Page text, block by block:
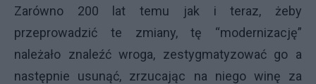
Zarówno 200 lat temu jak i teraz, żeby
przeprowadzić te zmiany, tę “modernizację”
należało znaleźć wroga, zestygmatyzować go a
następnie usunąć, zrzucając na niego winę za